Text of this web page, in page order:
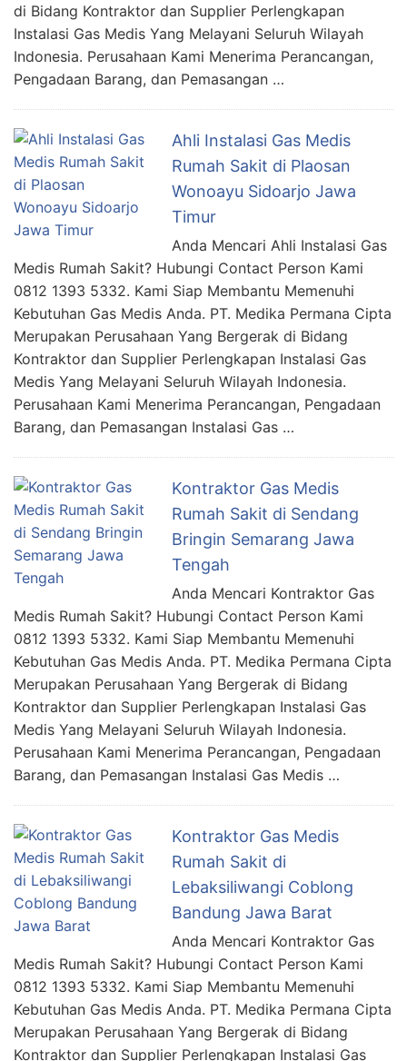
di Bidang Kontraktor dan Supplier Perlengkapan
Instalasi Gas Medis Yang Melayani Seluruh Wilayah
Indonesia. Perusahaan Kami Menerima Perancangan,
Pengadaan Barang, dan Pemasangan …
Ahli Instalasi Gas Medis
Rumah Sakit di Plaosan
Wonoayu Sidoarjo Jawa
Timur
Anda Mencari Ahli Instalasi Gas
Medis Rumah Sakit? Hubungi Contact Person Kami
0812 1393 5332. Kami Siap Membantu Memenuhi
Kebutuhan Gas Medis Anda. PT. Medika Permana Cipta
Merupakan Perusahaan Yang Bergerak di Bidang
Kontraktor dan Supplier Perlengkapan Instalasi Gas
Medis Yang Melayani Seluruh Wilayah Indonesia.
Perusahaan Kami Menerima Perancangan, Pengadaan
Barang, dan Pemasangan Instalasi Gas …
Kontraktor Gas Medis
Rumah Sakit di Sendang
Bringin Semarang Jawa
Tengah
Anda Mencari Kontraktor Gas
Medis Rumah Sakit? Hubungi Contact Person Kami
0812 1393 5332. Kami Siap Membantu Memenuhi
Kebutuhan Gas Medis Anda. PT. Medika Permana Cipta
Merupakan Perusahaan Yang Bergerak di Bidang
Kontraktor dan Supplier Perlengkapan Instalasi Gas
Medis Yang Melayani Seluruh Wilayah Indonesia.
Perusahaan Kami Menerima Perancangan, Pengadaan
Barang, dan Pemasangan Instalasi Gas Medis …
Kontraktor Gas Medis
Rumah Sakit di
Lebaksiliwangi Coblong
Bandung Jawa Barat
Anda Mencari Kontraktor Gas
Medis Rumah Sakit? Hubungi Contact Person Kami
0812 1393 5332. Kami Siap Membantu Memenuhi
Kebutuhan Gas Medis Anda. PT. Medika Permana Cipta
Merupakan Perusahaan Yang Bergerak di Bidang
Kontraktor dan Supplier Perlengkapan Instalasi Gas